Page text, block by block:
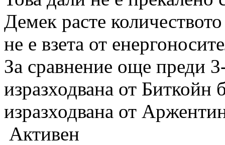
Демек расте
не е взета от
За сравнение още преди
изразходвана от Биткойн
изразходвана от
Активен